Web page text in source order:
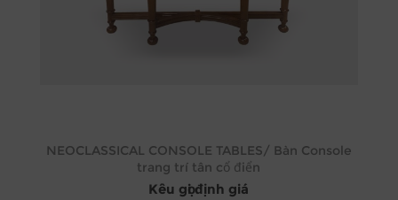
NEOCLASSICAL CONSOLE TABLES/ Bàn Console
trang trí tân cổ điển
Kêu gọi định giá